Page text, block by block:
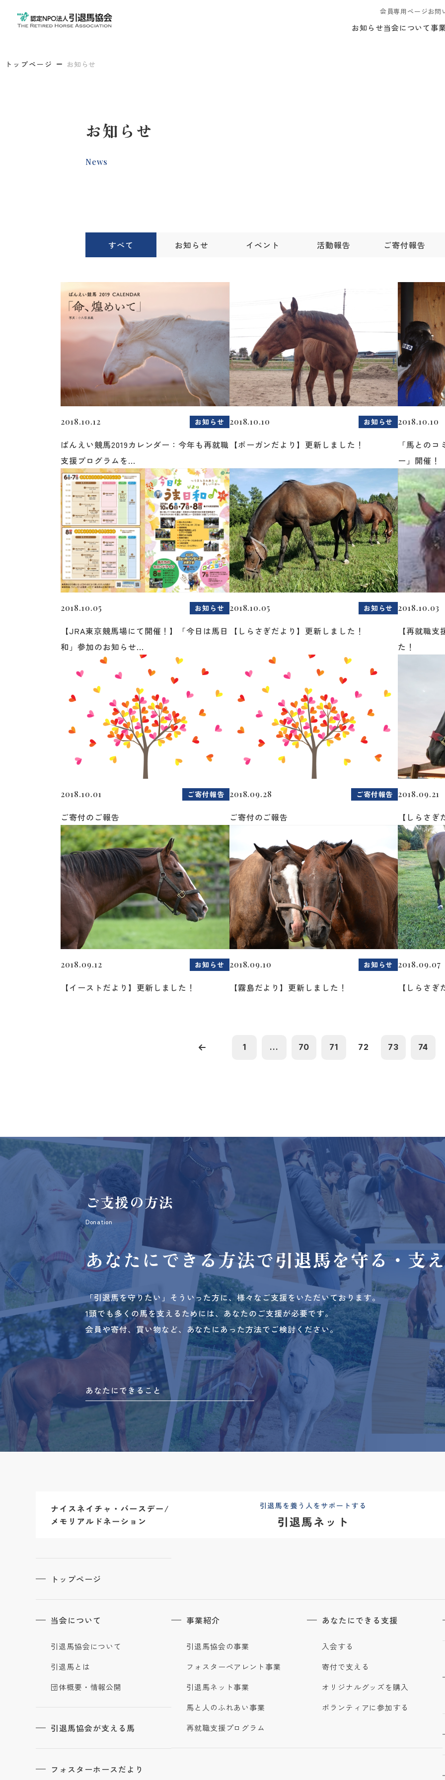
会員専用ページお問
お知らせ当会について事
トップページ お知らせ
お知らせ
News
すべて お知らせ イベント 活動報告 ご寄付報告
2018.10.12 お知らせ
ばんえい競馬2019カレンダー：今年も再就職
支援プログラムを...
2018.10.10 お知らせ
【ボーガンだより】更新しました！
2018.10.10
「馬との
ー」開催！
2018.10.05 お知らせ
【JRA東京競馬場にて開催！】「今日は馬日
和」参加のお知らせ...
2018.10.05 お知らせ
【しらさぎだより】更新しました！
2018.10.03
【再就職
た！
2018.10.01 ご寄付報告
ご寄付のご報告
2018.09.28 ご寄付報告
ご寄付のご報告
2018.09.21
【しらさ
2018.09.12 お知らせ
【イーストだより】更新しました！
2018.09.10 お知らせ
【霧島だより】更新しました！
2018.09.07
【しらさ
1 ... 70 71 72 73 74
ご支援の方法
Donation
あなたにできる方法で引退馬を守る・支
「引退馬を守りたい」そういった方に、様々なご支援をいただいております。
1頭でも多くの馬を支えるためには、あなたのご支援が必要です。
会員や寄付、買い物など、あなたにあった方法でご検討ください。
あなたにできること
トップページ
当会について
引退馬協会について
引退馬とは
団体概要・情報公開
引退馬協会が支える馬
フォスターホースだより
事業紹介
引退馬協会の事業
フォスターペアレント事業
引退馬ネット事業
馬と人のふれあい事業
再就職支援プログラム
あなたにできる支援
入会する
寄付で支える
オリジナルグッズを購入
ボランティアに参加する